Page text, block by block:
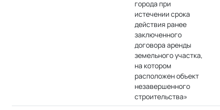
города при
истечении срока
действия ранее
заключенного
договора аренды
земельного участка,
на котором
расположен объект
незавершенного
строительства»